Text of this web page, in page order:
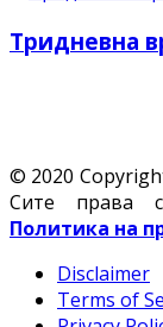
Тридневна
© 2020
Сите права
Политика на
Disclaimer
Terms of